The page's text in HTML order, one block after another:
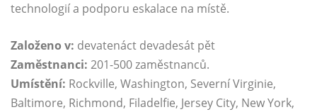
technologií a podporu eskalace na místě.
Založeno v: devatenáct devadesát pět
Zaměstnanci: 201-500 zaměstnanců.
Umístění: Rockville, Washington, Severní Virginie,
Baltimore, Richmond, Filadelfie, Jersey City, New York,